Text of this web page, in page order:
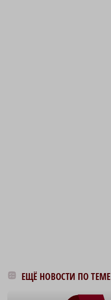
ЕЩЁ НОВОСТИ ПО ТЕМЕ